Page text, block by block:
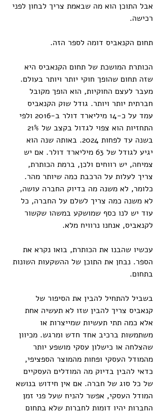
אבל התוכן הוא מה שבאמת צריך לבחון לפני
רכישה.
תחום הקנאביס דומה לספר הזה.
הכותרת המושכת של תחום הקנאביס היא
שזה תחום שהופך חוקי יותר ויותר בעולם.
מעבר לעצם החוקיות, הוא הופך מקובל
חברתית יותר ויותר. גודל שוק הקנאביס
עמד על כ-14 מיליארד דולר ב-2016 ולפי
בשנה עד לפחות 2024. באותה שנה הוא
יגיע לגודל של 63 מיליארד דולר. אם יש
צמיחה, יש רווחים ולכן, ברמת הכותרת,
צריך לעלות על הרכבת כמה שיותר מהר.
כלומר, לא משנה מה בדיוק החברה עושה,
לא משנה כמה צריך לשלם על החברה, כל
עוד יש לנו כסף שמושקע במשהו שקשור
לקנאביס, אנחנו נרוויח מלא.
עכשיו שהבנו את הכותרת, בואו נקרא את
הספר. נבחן את התוכן של ההשקעות השונות
בתחום.
בשביל להתחיל להבין את הסיפור של
קנאביס צריך להבין שזו לא תעשיה אחת
אלא כמה תתי תעשיות שמייצרות או
משתמשות ברכיב אחד חדש ומרגש. מכיוון
שהצלחה או כישלון עסקי מושפע יותר
מהמודל העסקי ופחות מהמוצר הספציפי,
כדאי להבין בדיוק מה המודלים העסקיים
של כל סוג של חברה. אם אין חידוש בנושא
המודל העסקי, אפשר להניח שעל פני זמן
החברות יהיו דומות לחברות שלא בתחום